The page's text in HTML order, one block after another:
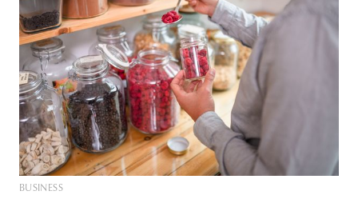
BUSINESS